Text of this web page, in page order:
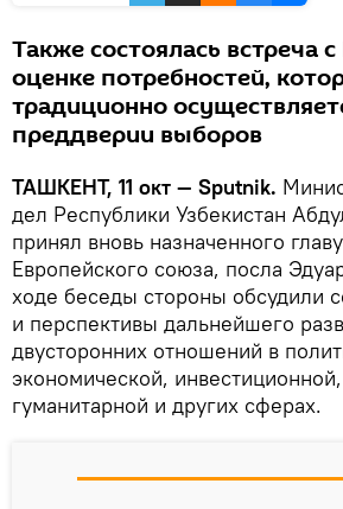
Также состоялась встреча
оценке потребностей,
традиционно
преддверии выборов
ТАШКЕНТ, 11 окт — Sputnik.
дел Республики Узбекистан
принял вновь назначенного
Европейского союза, посла
ходе беседы стороны обсудили
и перспективы дальнейшего
двусторонних отношений в
экономической,
гуманитарной и других сферах.